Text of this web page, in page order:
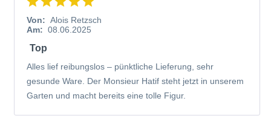
Von: Alois Retzsch
Am: 08.06.2025
Top
Alles lief reibungslos – pünktliche Lieferung, sehr
gesunde Ware. Der Monsieur Hatif steht jetzt in unserem
Garten und macht bereits eine tolle Figur.